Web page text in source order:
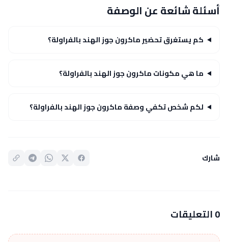
أسئلة شائعة عن الوصفة
كم يستغرق تحضير ماكرون جوز الهند بالفراولة؟
ما هي مكونات ماكرون جوز الهند بالفراولة؟
لكم شخص تكفي وصفة ماكرون جوز الهند بالفراولة؟
شارك
0 التعليقات